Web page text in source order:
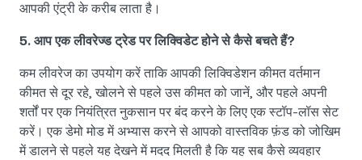
आपकी एंट्री के करीब लाता है।
5. आप एक लीवरेज्ड ट्रेड पर लिक्विडेट होने से कैसे बचते हैं?
कम लीवरेज का उपयोग करें ताकि आपकी लिक्विडेशन कीमत वर्तमान
कीमत से दूर रहे, खोलने से पहले उस कीमत को जानें, और पहले अपनी
शर्तों पर एक नियंत्रित नुकसान पर बंद करने के लिए एक स्टॉप-लॉस सेट
करें। एक डेमो मोड में अभ्यास करने से आपको वास्तविक फ़ंड को जोखिम
में डालने से पहले यह देखने में मदद मिलती है कि यह सब कैसे व्यवहार